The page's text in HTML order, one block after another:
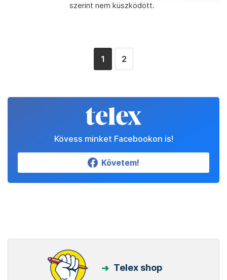
szerint nem küszködött.
1 2
Kövess minket Facebookon is!
Követem!
Telex shop